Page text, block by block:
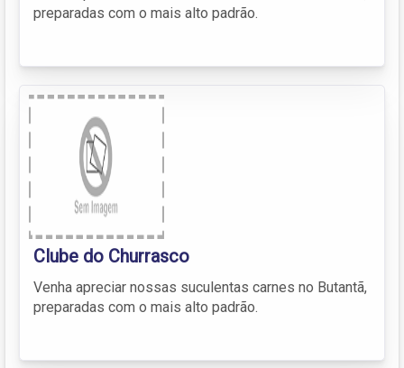
preparadas com o mais alto padrão.
Clube do Churrasco
Venha apreciar nossas suculentas carnes no Butantã,
preparadas com o mais alto padrão.